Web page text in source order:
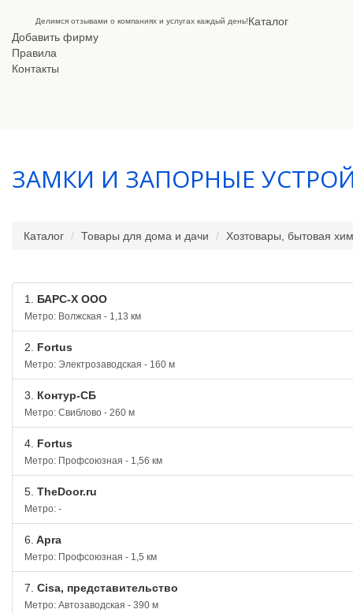
Делимся отзывами о компаниях и услугах каждый день!Каталог
Добавить фирму
Правила
Контакты
ЗАМКИ И ЗАПОРНЫЕ
Каталог Товары для дома и дачи Хозтовары, бытовая
1. БАРС-Х ООО
Метро: Волжская - 1,13 км
2. Fortus
Метро: Электрозаводская - 160 м
3. Контур-СБ
Метро: Свиблово - 260 м
4. Fortus
Метро: Профсоюзная - 1,56 км
5. TheDoor.ru
Метро: -
6. Apra
Метро: Профсоюзная - 1,5 км
7. Cisa, представительство
Метро: Автозаводская - 390 м